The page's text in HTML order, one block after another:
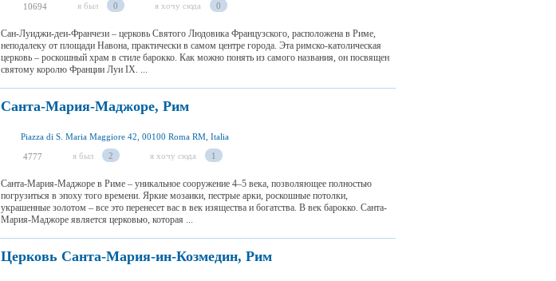
10694 я был 0 я хочу сюда 0
Сан-Луиджи-деи-Франчези – церковь Святого Людовика Французского, расположена в Риме,
неподалеку от площади Навона, практически в самом центре города. Эта римско-католическая
церковь – роскошный храм в стиле барокко. Как можно понять из самого названия, он посвящен
святому королю Франции Луи IX. ...
Санта-Мария-Маджоре, Рим
Piazza di S. Maria Maggiore 42, 00100 Roma RM, Italia
4777 я был 2 я хочу сюда 1
Санта-Мария-Маджоре в Риме – уникальное сооружение 4–5 века, позволяющее полностью
погрузиться в эпоху того времени. Яркие мозаики, пестрые арки, роскошные потолки,
украшенные золотом – все это перенесет вас в век изящества и богатства. В век барокко. Санта-
Мария-Маджоре является церковью, которая ...
Церковь Санта-Мария-ин-Козмедин, Рим